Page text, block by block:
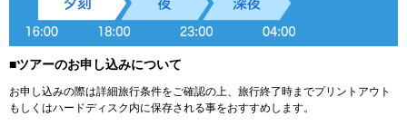
■ツアーのお申し込みについて
お申し込みの際は詳細旅行条件をご確認の上、旅行終了時までプリントアウト
もしくはハードディスク内に保存される事をおすすめします。